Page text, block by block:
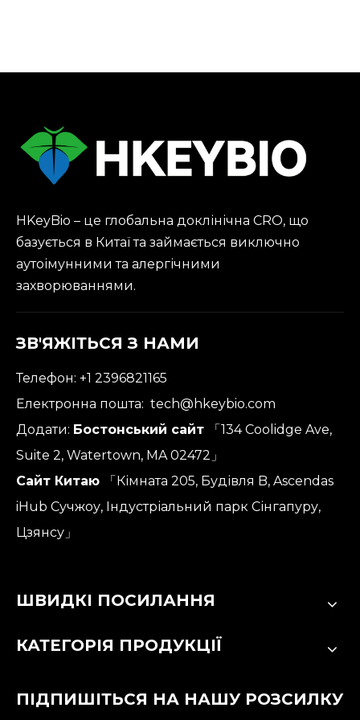
знижує ціни на
HKeyBio – це глобальна доклінічна CRO, що
базується в Китаї та займається виключно
аутоімунними та алергічними
захворюваннями.
ЗВ'ЯЖІТЬСЯ З НАМИ
Телефон: +1 2396821165
Електронна пошта: tech@hkeybio.com
Додати: Бостонський сайт
「134 Coolidge Ave,
Suite 2, Watertown, MA 02472」
Сайт Китаю
「Кімната 205, Будівля B, Ascendas
iHub Сучжоу, Індустріальний парк Сінгапуру,
Цзянсу」
ШВИДКІ ПОСИЛАННЯ
КАТЕГОРІЯ ПРОДУКЦІЇ
ПІДПИШІТЬСЯ НА НАШУ РОЗСИЛКУ